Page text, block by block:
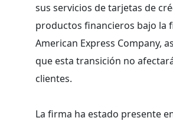
sus servicios de tarjetas de
productos financieros bajo la
American Express Company,
que esta transición no
clientes.
La firma ha estado presente